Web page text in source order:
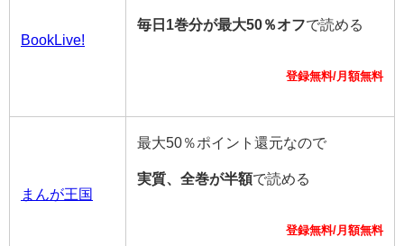
BookLive!
毎日1巻分が最大50％オフで読める
登録無料/月額無料
まんが王国
最大50％ポイント還元なので
実質、全巻が半額で読める
登録無料/月額無料